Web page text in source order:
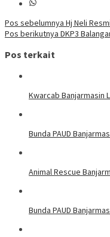
Navigasi
pos
Pos sebelumnya Hj Neli
Pos berikutnya DKP3
Pos terkait
Kwarcab Banjarmasin
Bunda PAUD
Animal Rescue
Bunda PAUD